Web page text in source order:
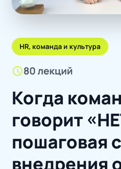
HR, команда и культура
schedule80 лекций
Когда
говорит
пошаговая
внедрения